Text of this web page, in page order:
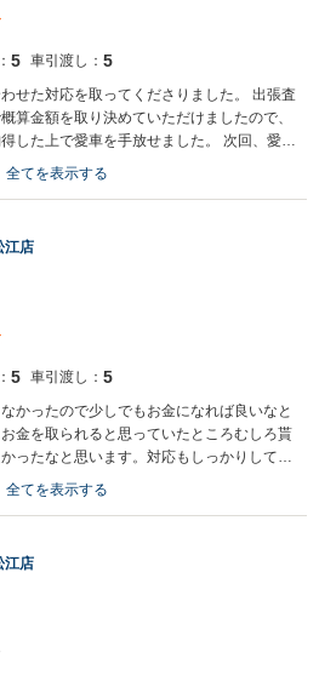
5 車引渡し： 5
せた対応を取ってくださりました。 出張査
算金額を取り決めていただけましたので、
した上で愛車を手放せました。 次回、愛車
いと思っております。
全てを表示する
江店
5 車引渡し： 5
かったので少しでもお金になれば良いなと
金を取られると思っていたところむしろ貰
ったなと思います。対応もしっかりしても
全てを表示する
江店